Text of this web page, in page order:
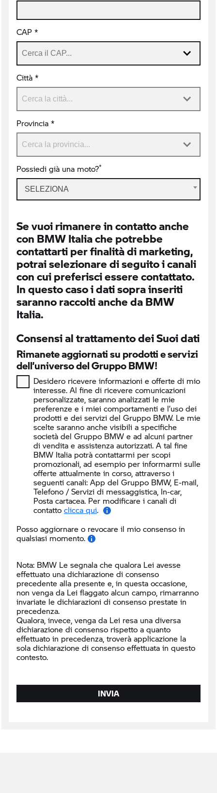
CAP *
Città *
Provincia *
Possiedi già una moto?*
SELEZIONA
Se vuoi rimanere in contatto anche
con BMW Italia che potrebbe
contattarti per finalità di marketing,
potrai selezionare di seguito i canali
con cui preferisci essere contattato.
In questo caso i dati sopra inseriti
saranno raccolti anche da BMW
Italia.
Consensi al trattamento dei Suoi dati
Rimanete aggiornati su prodotti e servizi
dell’universo del Gruppo BMW!
Desidero ricevere informazioni e offerte di mio
interesse. Al fine di ricevere comunicazioni
personalizzate, saranno analizzati le mie
preferenze e i miei comportamenti e l’uso dei
prodotti e dei servizi del Gruppo BMW. Le mie
scelte saranno anche visibili a specifiche
società del Gruppo BMW e ad alcuni partner
di vendita e assistenza autorizzati. A tal fine
BMW Italia potrà contattarmi per scopi
promozionali, ad esempio per informarmi sulle
offerte attualmente in corso, attraverso i
seguenti canali: App del Gruppo BMW, E-mail,
Telefono / Servizi di messaggistica, In-car,
Posta cartacea. Per modificare i canali di
contatto clicca qui.
Posso aggiornare o revocare il mio consenso in
qualsiasi momento.
Nota: BMW Le segnala che qualora Lei avesse
effettuato una dichiarazione di consenso
precedente alla presente e, in questa occasione,
non venga da Lei flaggato alcun campo, rimarranno
invariate le dichiarazioni di consenso prestate in
precedenza.
Qualora, invece, venga da Lei resa una diversa
dichiarazione di consenso rispetto a quanto
effettuato in precedenza, troverà applicazione la
sola dichiarazione di consenso effettuata in questo
contesto.
INVIA